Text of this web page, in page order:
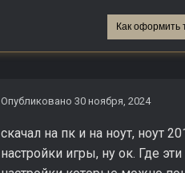
Как оформить
Опубликовано 30 ноября, 2024
скачал на пк и на ноут, ноут
настройки игры, ну ок. Где